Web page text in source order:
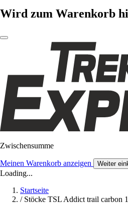
Wird zum Warenkorb
Zwischensumme
Meinen Warenkorb anzeigen Weiter
Loading...
Startseite
/ Stöcke TSL Addict trail carbon